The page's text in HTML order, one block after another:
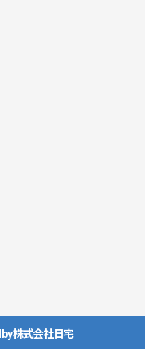
by 株式会社日宅